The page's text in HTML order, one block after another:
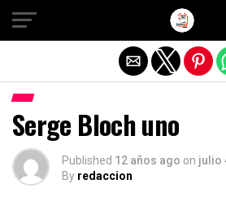
Serge Bloch uno
Published 12 años ago on julio
By redaccion
Salir de la versión